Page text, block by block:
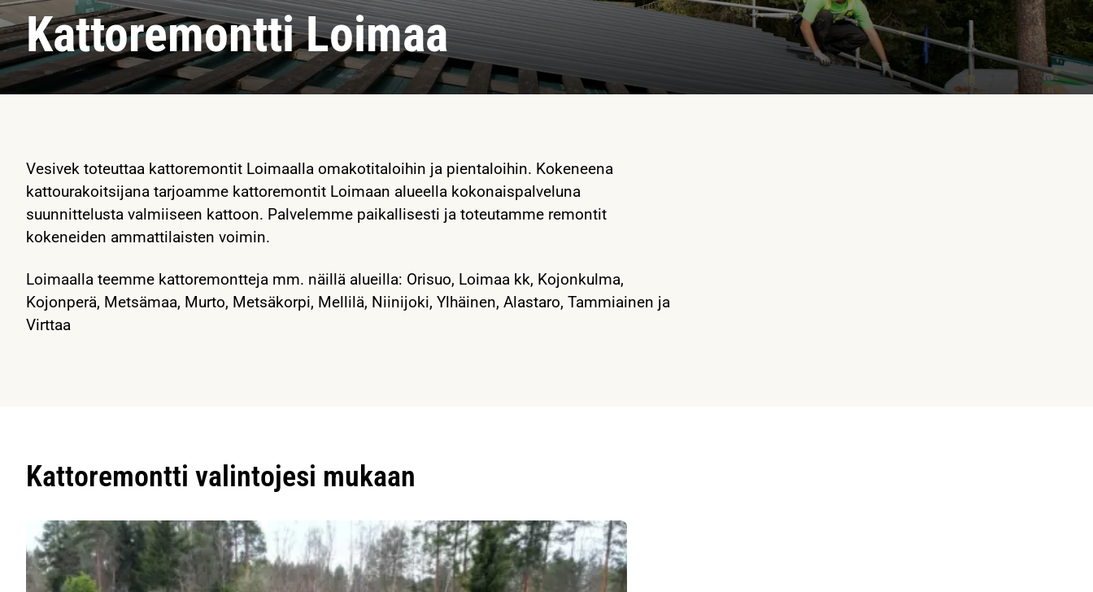
Kattoremontti Loimaa
Vesivek toteuttaa kattoremontit Loimaalla omakotitaloihin ja pientaloihin. Kokeneena
kattourakoitsijana tarjoamme kattoremontit Loimaan alueella kokonaispalveluna
suunnittelusta valmiiseen kattoon. Palvelemme paikallisesti ja toteutamme remontit
kokeneiden ammattilaisten voimin.
Loimaalla teemme kattoremontteja mm. näillä alueilla: Orisuo, Loimaa kk, Kojonkulma,
Kojonperä, Metsämaa, Murto, Metsäkorpi, Mellilä, Niinijoki, Ylhäinen, Alastaro, Tammiainen ja
Virttaa
Kattoremontti valintojesi mukaan